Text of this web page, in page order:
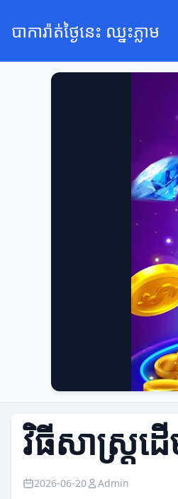
បាការ៉ាត់ថ្ងៃនេះ ឈ្នះភ្លាម
វិធីសាស្ត្រដើ
2026-06-20 Admin